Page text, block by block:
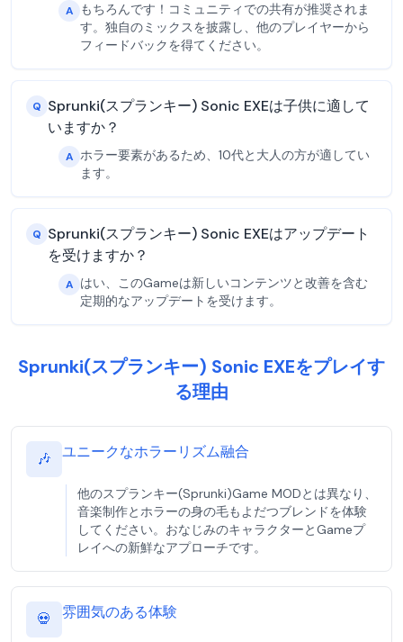
A
もちろんです！コミュニティでの共有が推奨されま
す。独自のミックスを披露し、他のプレイヤーから
フィードバックを得てください。
Q Sprunki(スプランキー) Sonic EXEは子供に適して
いますか？
A ホラー要素があるため、10代と大人の方が適してい
ます。
Q Sprunki(スプランキー) Sonic EXEはアップデート
を受けますか？
A はい、このGameは新しいコンテンツと改善を含む
定期的なアップデートを受けます。
Sprunki(スプランキー) Sonic EXEをプレイす
る理由
🎶 ユニークなホラーリズム融合
他のスプランキー(Sprunki)Game MODとは異なり、
音楽制作とホラーの身の毛もよだつブレンドを体験
してください。おなじみのキャラクターとGameプ
レイへの新鮮なアプローチです。
💀 雰囲気のある体験